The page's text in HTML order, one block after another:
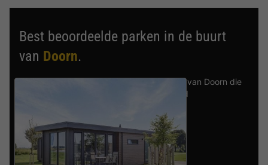
Best beoordeelde parken in de buurt
van Doorn.
Ontdek de selectie van parken in de buurt van Doorn die
door onze gasten als beste zijn beoordeeld